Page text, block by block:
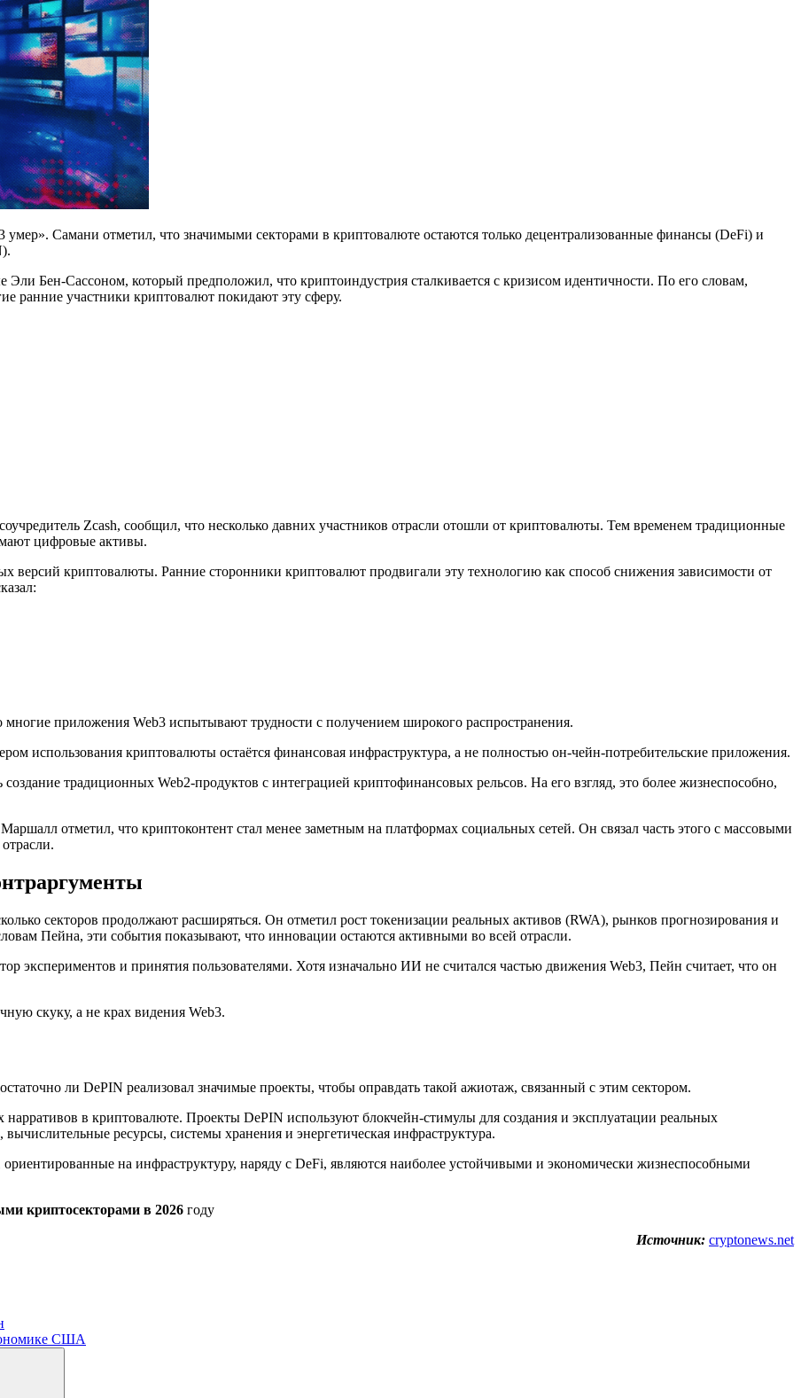
Самани отметил, что значимыми секторами в криптовалюте остаются только децентрализованные финансы (DeFi) и
Эли Бен-Сассоном, который предположил, что криптоиндустрия сталкивается с кризисом идентичности. По его словам,
ранние участники криптовалют покидают эту сферу.
Zcash, сообщил, что несколько давних участников отрасли отошли от криптовалюты. Тем временем традиционные
цифровые активы.
версий криптовалюты. Ранние сторонники криптовалют продвигали эту технологию как способ снижения зависимости от
приложения Web3 испытывают трудности с получением широкого распространения.
использования криптовалюты остаётся финансовая инфраструктура, а не полностью он-чейн-потребительские приложения.
традиционных Web2-продуктов с интеграцией криптофинансовых рельсов. На его взгляд, это более жизнеспособно,
отметил, что криптоконтент стал менее заметным на платформах социальных сетей. Он связал часть этого с массовыми
секторов продолжают расширяться. Он отметил рост токенизации реальных активов (RWA), рынков прогнозирования и
Пейна, эти события показывают, что инновации остаются активными во всей отрасли.
экспериментов и принятия пользователями. Хотя изначально ИИ не считался частью движения Web3, Пейн считает, что он
скуку, а не крах видения Web3.
ли DePIN реализовал значимые проекты, чтобы оправдать такой ажиотаж, связанный с этим сектором.
в криптовалюте. Проекты DePIN используют блокчейн-стимулы для создания и эксплуатации реальных
ресурсы, системы хранения и энергетическая инфраструктура.
на инфраструктуру, наряду с DeFi, являются наиболее устойчивыми и экономически жизнеспособными
криптосекторами в 2026 году
Источник: cryptonews.net
США